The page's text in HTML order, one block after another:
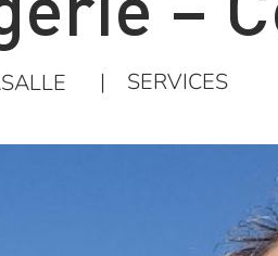
| SERVICES